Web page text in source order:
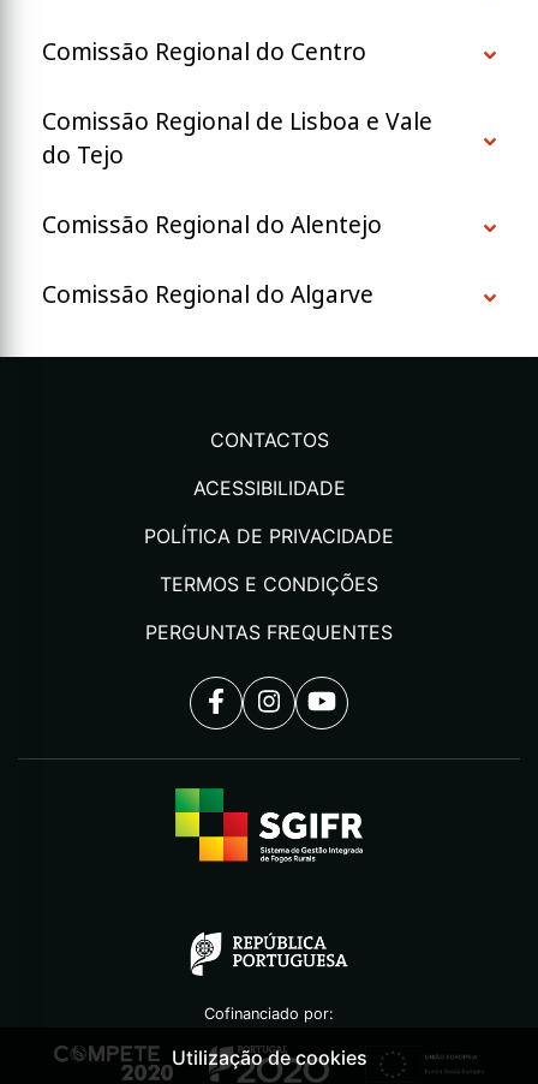
Comissão Regional do Centro
Comissão Regional de Lisboa e Vale
do Tejo
Comissão Regional do Alentejo
Comissão Regional do Algarve
CONTACTOS
ACESSIBILIDADE
POLÍTICA DE PRIVACIDADE
TERMOS E CONDIÇÕES
PERGUNTAS FREQUENTES
Cofinanciado por:
Utilização de cookies